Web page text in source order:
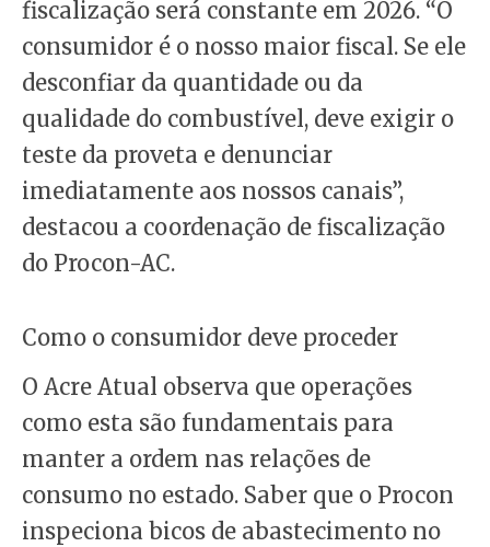
fiscalização será constante em 2026. “O
consumidor é o nosso maior fiscal. Se ele
desconfiar da quantidade ou da
qualidade do combustível, deve exigir o
teste da proveta e denunciar
imediatamente aos nossos canais”,
destacou a coordenação de fiscalização
do Procon-AC.
Como o consumidor deve proceder
O Acre Atual observa que operações
como esta são fundamentais para
manter a ordem nas relações de
consumo no estado. Saber que o Procon
inspeciona bicos de abastecimento no